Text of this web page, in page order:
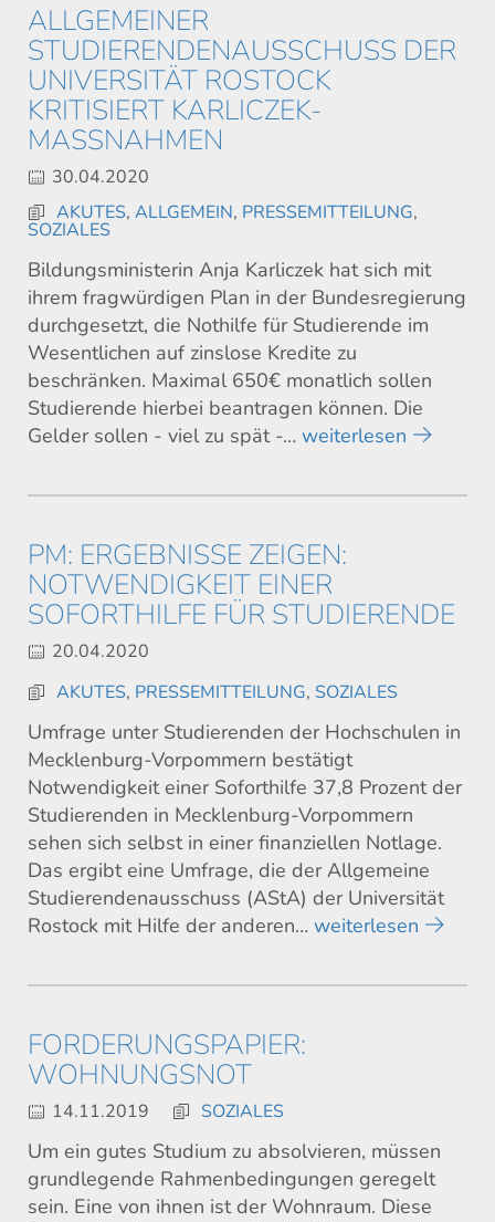
ALLGEMEINER
STUDIERENDENAUSSCHUSS DER
UNIVERSITÄT ROSTOCK
KRITISIERT KARLICZEK-
MASSNAHMEN
30.04.2020
AKUTES, ALLGEMEIN, PRESSEMITTEILUNG,
SOZIALES
Bildungsministerin Anja Karliczek hat sich mit
ihrem fragwürdigen Plan in der Bundesregierung
durchgesetzt, die Nothilfe für Studierende im
Wesentlichen auf zinslose Kredite zu
beschränken. Maximal 650€ monatlich sollen
Studierende hierbei beantragen können. Die
Gelder sollen - viel zu spät -… weiterlesen
PM: ERGEBNISSE ZEIGEN:
NOTWENDIGKEIT EINER
SOFORTHILFE FÜR STUDIERENDE
20.04.2020
AKUTES, PRESSEMITTEILUNG, SOZIALES
Umfrage unter Studierenden der Hochschulen in
Mecklenburg-Vorpommern bestätigt
Notwendigkeit einer Soforthilfe 37,8 Prozent der
Studierenden in Mecklenburg-Vorpommern
sehen sich selbst in einer finanziellen Notlage.
Das ergibt eine Umfrage, die der Allgemeine
Studierendenausschuss (AStA) der Universität
Rostock mit Hilfe der anderen… weiterlesen
FORDERUNGSPAPIER:
WOHNUNGSNOT
14.11.2019 SOZIALES
Um ein gutes Studium zu absolvieren, müssen
grundlegende Rahmenbedingungen geregelt
sein. Eine von ihnen ist der Wohnraum. Diese